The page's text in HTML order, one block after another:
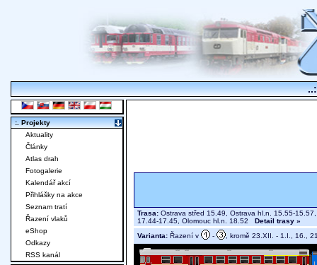
Trasa: Ostrava střed 15.49, Ostrava hl.n. 15.55-
17.44-17.45, Olomouc hl.n. 18.52 Detail trasy »
Varianta: Řazení v - , kromě 23.XII. - 1.I., 16.,
:. Projekty
Aktuality
Články
Atlas drah
Fotogalerie
Kalendář akcí
Přihlášky na akce
Seznam tratí
Řazení vlaků
eShop
Odkazy
RSS kanál